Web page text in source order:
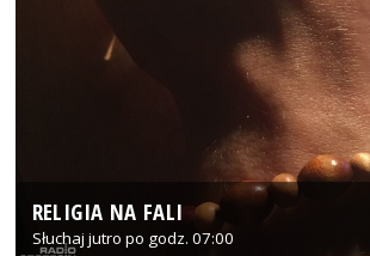
RELIGIA NA FALI
Słuchaj jutro po godz. 07:00